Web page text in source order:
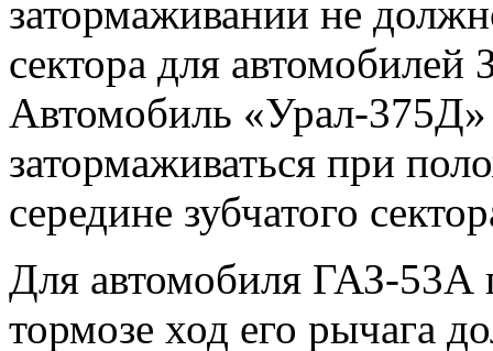
затормаживании не
сектора для
Автомобиль «Урал-
затормаживаться при
середине зубчатого
Для автомобиля ГАЗ-53А
тормозе ход его рычага